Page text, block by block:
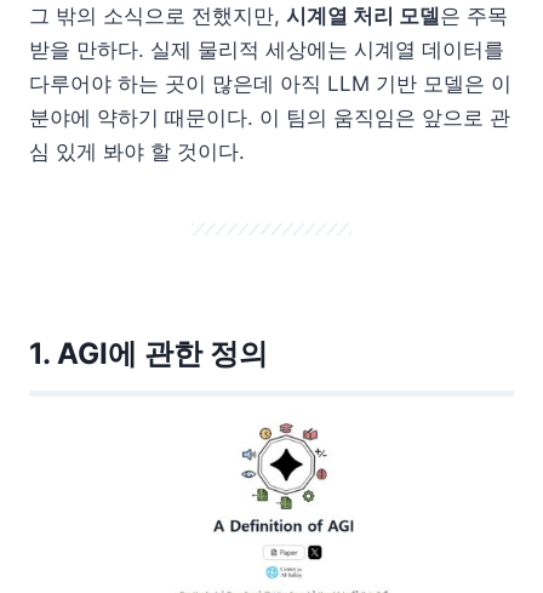
그 밖의 소식으로 전했지만, 시계열 처리 모델은 주목
받을 만하다. 실제 물리적 세상에는 시계열 데이터를
다루어야 하는 곳이 많은데 아직 LLM 기반 모델은 이
분야에 약하기 때문이다. 이 팀의 움직임은 앞으로 관
심 있게 봐야 할 것이다.
1. AGI에 관한 정의